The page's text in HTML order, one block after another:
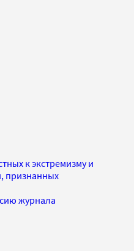
к экстремизму и
признанных
журнала